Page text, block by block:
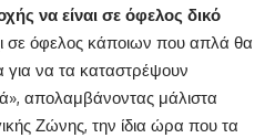
να είναι σε όφελος δικό
σε όφελος κάποιων που απλά θα
για να τα καταστρέψουν
απολαμβάνοντας μάλιστα
Ζώνης, την ίδια ώρα που τα